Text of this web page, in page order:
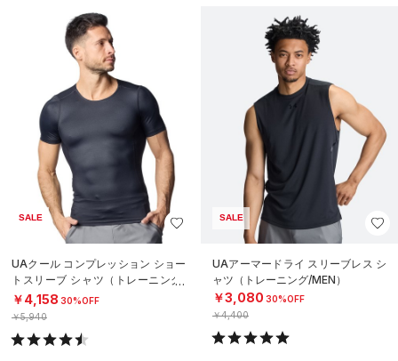
SALE
UAクール コンプレッション ショー
トスリーブ シャツ（トレーニング/
MEN）
￥4,158 30%OFF
￥5,940
SALE
UAアーマードライ スリーブレス シ
ャツ（トレーニング/MEN）
￥3,080 30%OFF
￥4,400